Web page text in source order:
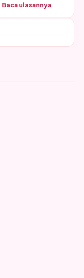
Baca ulasannya